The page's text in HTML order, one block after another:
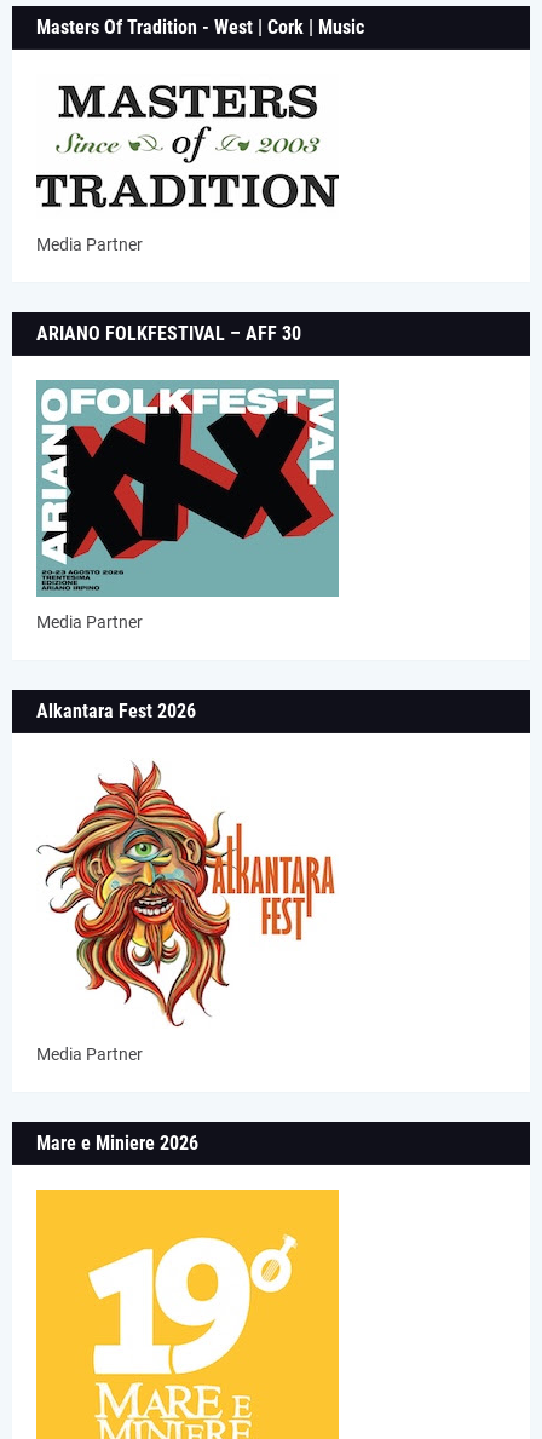
Masters Of Tradition - West | Cork | Music
Media Partner
ARIANO FOLKFESTIVAL – AFF 30
Media Partner
Alkantara Fest 2026
Media Partner
Mare e Miniere 2026